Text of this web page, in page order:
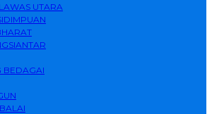
UTARA
BEDAGAI